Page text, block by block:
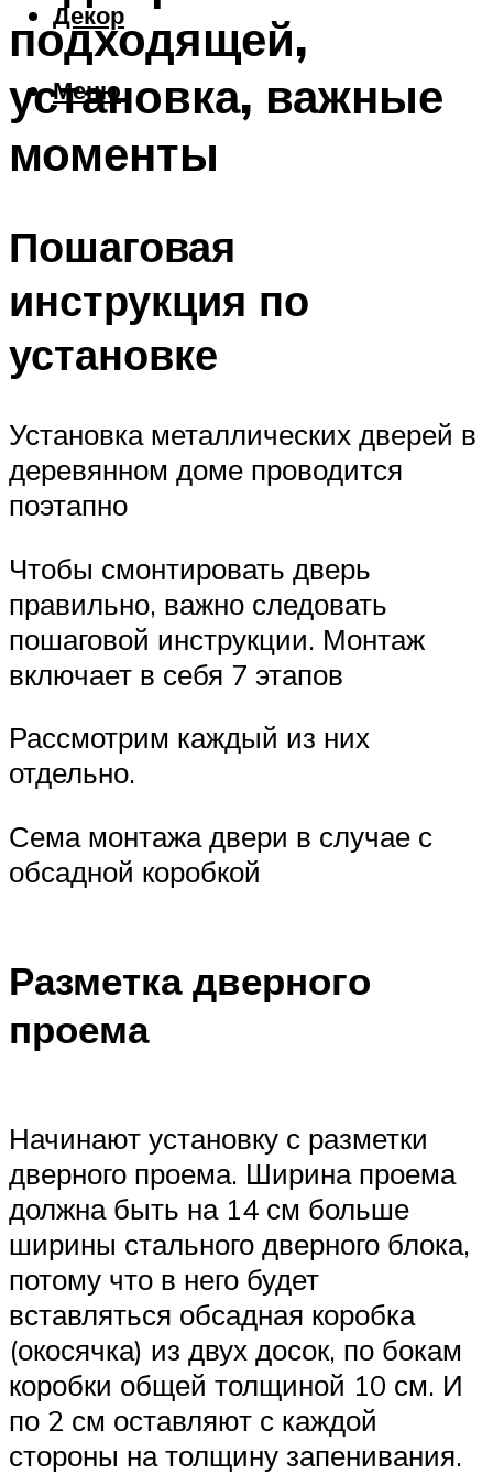
Декор
Меню
подходящей,
установка, важные
моменты
Пошаговая
инструкция по
установке
Установка металлических дверей в
деревянном доме проводится
поэтапно
Чтобы смонтировать дверь
правильно, важно следовать
пошаговой инструкции. Монтаж
включает в себя 7 этапов
Рассмотрим каждый из них
отдельно.
Сема монтажа двери в случае с
обсадной коробкой
Разметка дверного
проема
Начинают установку с разметки
дверного проема. Ширина проема
должна быть на 14 см больше
ширины стального дверного блока,
потому что в него будет
вставляться обсадная коробка
(окосячка) из двух досок, по бокам
коробки общей толщиной 10 см. И
по 2 см оставляют с каждой
стороны на толщину запенивания.